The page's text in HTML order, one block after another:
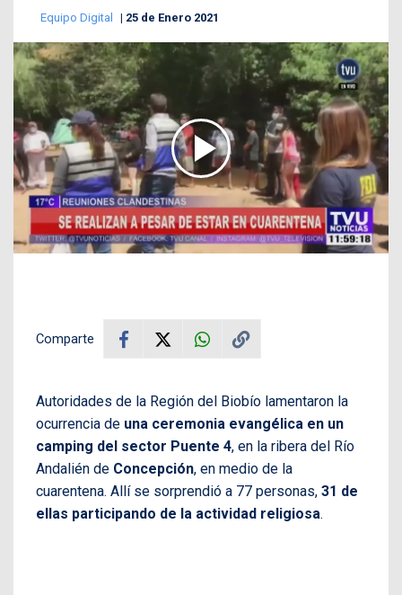
Equipo Digital 25 de Enero 2021
Comparte
Autoridades de la Región del Biobío lamentaron la
ocurrencia de una ceremonia evangélica en un
camping del sector Puente 4, en la ribera del Río
Andalién de Concepción, en medio de la
cuarentena. Allí se sorprendió a 77 personas, 31 de
ellas participando de la actividad religiosa.